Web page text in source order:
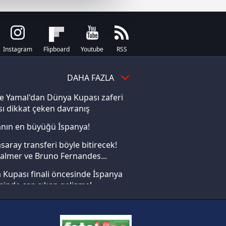
sunulması
ve sizlere yönelik
ve sitemizde ilgili
Instagram Flipboard Youtube RSS
DAHA FAZLA
Yamal'dan Dünya Kupası zaferi
dikkat çeken davranış
en büyüğü İspanya!
transferi böyle bitirecek!
ve Bruno Fernandes...
Kupası finali öncesinde İspanya
can sıkan gelişme!
Dünya Kupası'nı kazanana
yüzüğü verilecek